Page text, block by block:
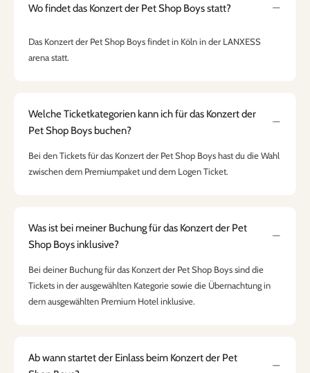
Wo findet das Konzert der Pet Shop Boys statt?
Das Konzert der Pet Shop Boys findet in Köln in der LANXESS
arena statt.
Welche Ticketkategorien kann ich für das Konzert der
Pet Shop Boys buchen?
Bei den Tickets für das Konzert der Pet Shop Boys hast du die Wahl
zwischen dem Premiumpaket und dem Logen Ticket.
Was ist bei meiner Buchung für das Konzert der Pet
Shop Boys inklusive?
Bei deiner Buchung für das Konzert der Pet Shop Boys sind die
Tickets in der ausgewählten Kategorie sowie die Übernachtung in
dem ausgewählten Premium Hotel inklusive.
Ab wann startet der Einlass beim Konzert der Pet